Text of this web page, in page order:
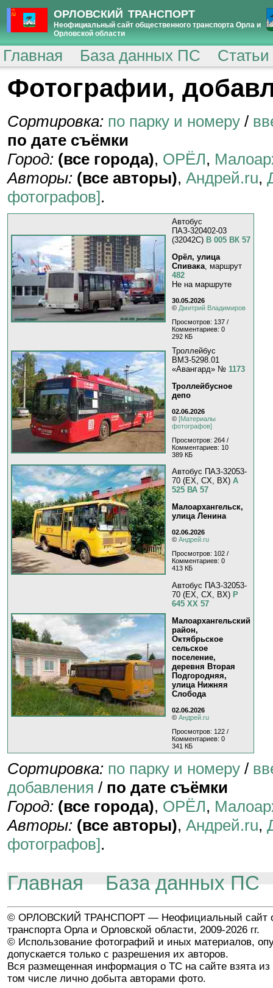
ОРЛОВСКИЙ ТРАНСПОРТ
Неофициальный сайт общественного транспорта Орла и
Орловской области
Главная База данных ПС
Фотографии,
Сортировка: по парку и номеру /
по дате съёмки
Город: (все города), ОРЁЛ,
Авторы: (все авторы), Андрей.ru,
фотографов].
Автобус
ПАЗ-320402-03
(32042C) В 005 ВК 57
Орёл, улица
Спивака, маршрут
482
Не на маршруте
30.05.2026
© Дмитрий Владимиров
Просмотров: 137 /
Комментариев: 0
292 КБ
Троллейбус
ВМЗ-5298.01
«Авангард» № 1173
Троллейбусное
депо
02.06.2026
© [Материалы
фотографов]
Просмотров: 264 /
Комментариев: 10
389 КБ
Автобус ПАЗ-32053-
70 (EX, CX, BX) А
525 ВА 57
Малоархангельск,
улица Ленина
02.06.2026
© Андрей.ru
Просмотров: 102 /
Комментариев: 0
413 КБ
Автобус ПАЗ-32053-
70 (EX, CX, BX) Р
645 ХХ 57
Малоархангельский
район,
Октябрьское
сельское
поселение,
деревня Вторая
Подгородняя,
улица Нижняя
Слобода
02.06.2026
© Андрей.ru
Просмотров: 122 /
Комментариев: 0
341 КБ
Сортировка: по парку и номеру /
добавления / по дате съёмки
Город: (все города), ОРЁЛ,
Авторы: (все авторы), Андрей.ru,
фотографов].
Главная База данных ПС
© ОРЛОВСКИЙ ТРАНСПОРТ — Неофициальный сайт
транспорта Орла и Орловской области, 2009-2026 гг.
© Использование фотографий и иных материалов,
допускается только с разрешения их авторов.
Вся размещенная информация о ТС на сайте взята из
том числе лично добыта авторами фото.